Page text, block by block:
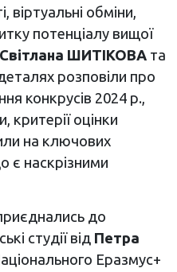
віртуальні обміни,
потенціалу вищої
Світлана ШИТІКОВАта
розповіли про
конкрусів 2024 р.,
критерії оцінки
на ключових
є наскрізними
до
студії від Петра
Еразмус+